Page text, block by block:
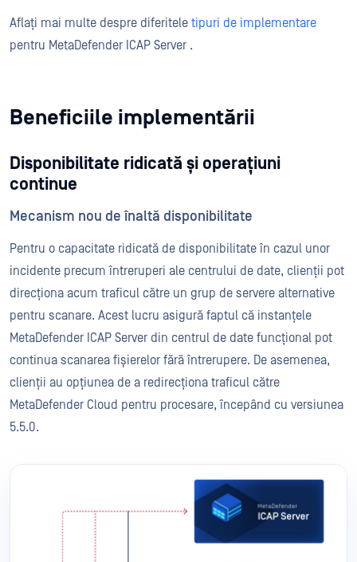
Aflați mai multe despre diferitele tipuri de implementare
pentru MetaDefender ICAP Server .
Beneficiile implementării
Disponibilitate ridicată și operațiuni
continue
Mecanism nou de înaltă disponibilitate
Pentru o capacitate ridicată de disponibilitate în cazul unor
incidente precum întreruperi ale centrului de date, clienții pot
direcționa acum traficul către un grup de servere alternative
pentru scanare. Acest lucru asigură faptul că instanțele
MetaDefender ICAP Server din centrul de date funcțional pot
continua scanarea fișierelor fără întrerupere. De asemenea,
clienții au opțiunea de a redirecționa traficul către
MetaDefender Cloud pentru procesare, începând cu versiunea
5.5.0.